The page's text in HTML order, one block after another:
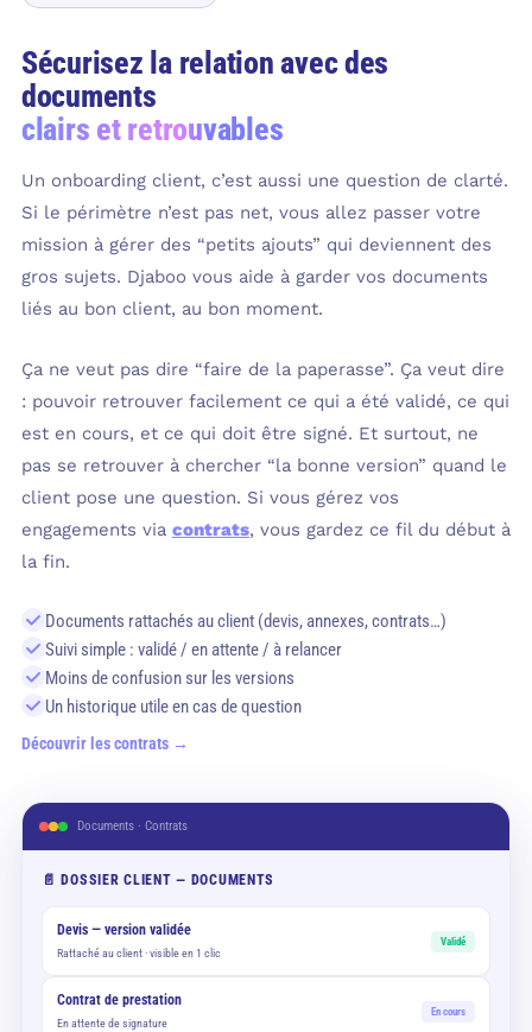
Sécurisez la relation avec des
documents
clairs et retrouvables
Un onboarding client, c’est aussi une question de clarté.
Si le périmètre n’est pas net, vous allez passer votre
mission à gérer des “petits ajouts” qui deviennent des
gros sujets. Djaboo vous aide à garder vos documents
liés au bon client, au bon moment.
Ça ne veut pas dire “faire de la paperasse”. Ça veut dire
: pouvoir retrouver facilement ce qui a été validé, ce qui
est en cours, et ce qui doit être signé. Et surtout, ne
pas se retrouver à chercher “la bonne version” quand le
client pose une question. Si vous gérez vos
engagements via contrats, vous gardez ce fil du début à
la fin.
Documents rattachés au client (devis, annexes, contrats…)
Suivi simple : validé / en attente / à relancer
Moins de confusion sur les versions
Un historique utile en cas de question
Découvrir les contrats →
Documents · Contrats
📄 DOSSIER CLIENT — DOCUMENTS
Devis — version validée
Rattaché au client · visible en 1 clic
Validé
Contrat de prestation
En attente de signature
En cours